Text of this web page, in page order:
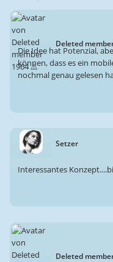
Deleted
Die Idee hat Potenzial,
können, dass es ein
nochmal genau gelesen
Setzer
Interessantes
Deleted